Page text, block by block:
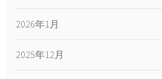
2026年1月
2025年12月